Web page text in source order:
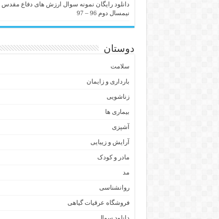
دانلود رایگان نمونه سوال ارزش های دفاع مقدس
نیمسال دوم 96 – 97
دوستان
سلامت
بارداری و زایمان
زناشویی
بیماری ها
آشپزی
آرایش و زیبایی
مادر و کودک
مد
روانشناسی
فروشگاه عرقیات گیاهی